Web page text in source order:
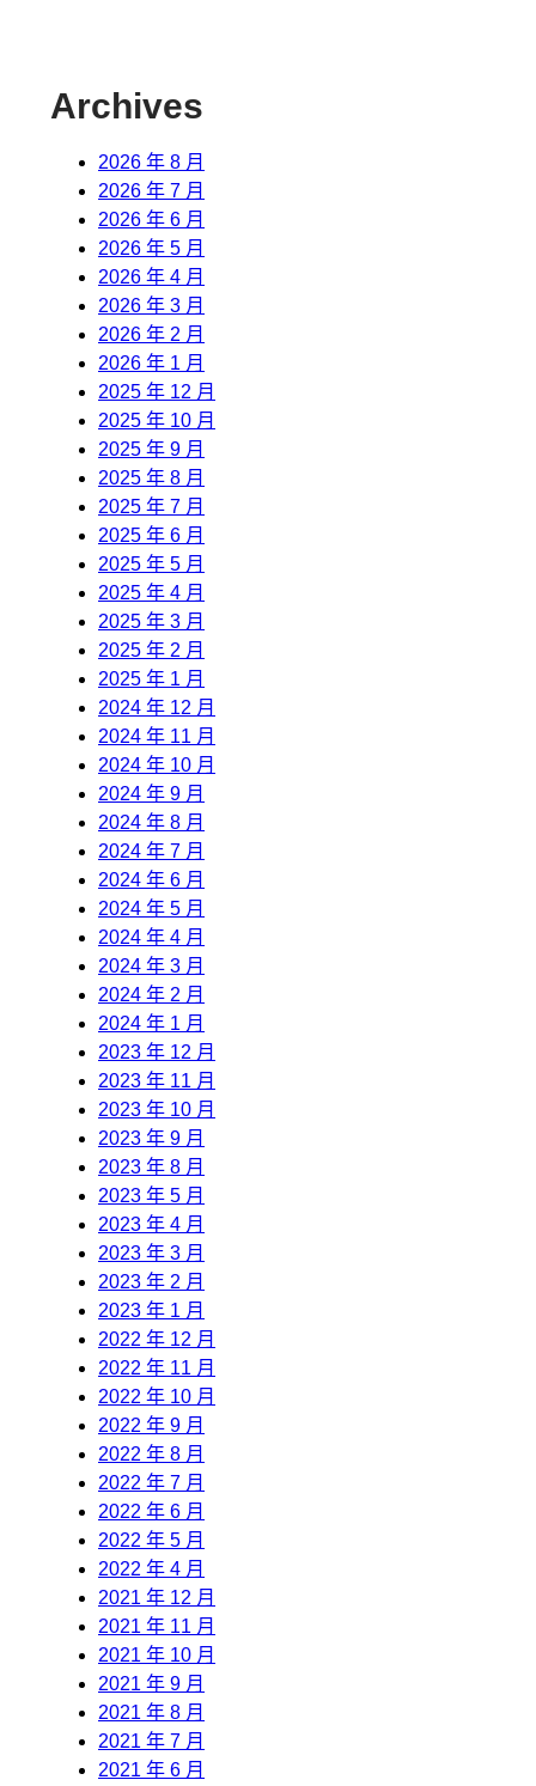
Archives
2026 年 8 月
2026 年 7 月
2026 年 6 月
2026 年 5 月
2026 年 4 月
2026 年 3 月
2026 年 2 月
2026 年 1 月
2025 年 12 月
2025 年 10 月
2025 年 9 月
2025 年 8 月
2025 年 7 月
2025 年 6 月
2025 年 5 月
2025 年 4 月
2025 年 3 月
2025 年 2 月
2025 年 1 月
2024 年 12 月
2024 年 11 月
2024 年 10 月
2024 年 9 月
2024 年 8 月
2024 年 7 月
2024 年 6 月
2024 年 5 月
2024 年 4 月
2024 年 3 月
2024 年 2 月
2024 年 1 月
2023 年 12 月
2023 年 11 月
2023 年 10 月
2023 年 9 月
2023 年 8 月
2023 年 5 月
2023 年 4 月
2023 年 3 月
2023 年 2 月
2023 年 1 月
2022 年 12 月
2022 年 11 月
2022 年 10 月
2022 年 9 月
2022 年 8 月
2022 年 7 月
2022 年 6 月
2022 年 5 月
2022 年 4 月
2021 年 12 月
2021 年 11 月
2021 年 10 月
2021 年 9 月
2021 年 8 月
2021 年 7 月
2021 年 6 月